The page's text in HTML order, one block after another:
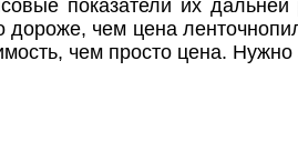
показатели их
дороже, чем цена
чем просто цена. Нужно